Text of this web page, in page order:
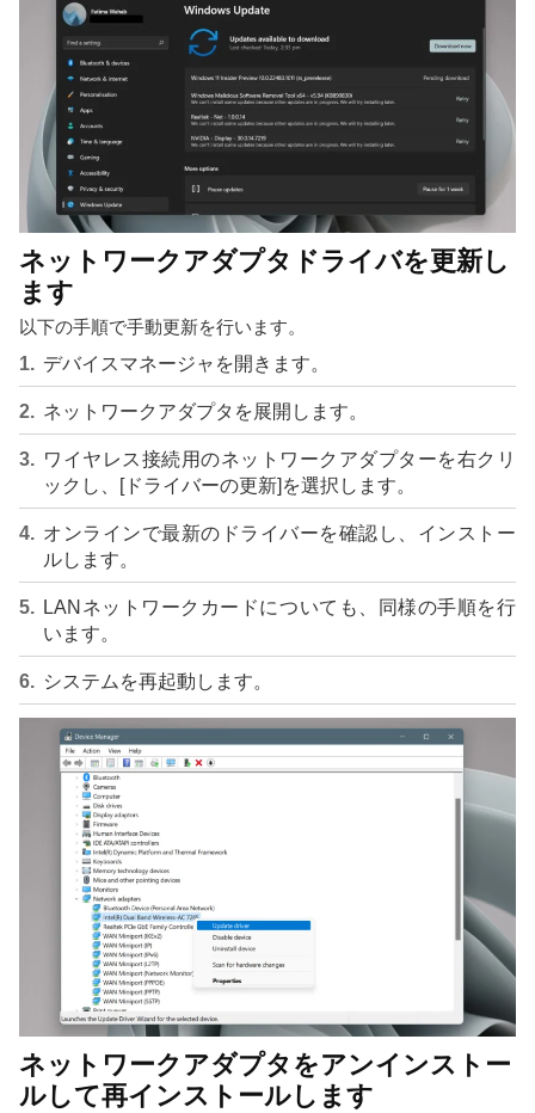
ネットワークアダプタドライバを更新し
ます
以下の手順で手動更新を行います。
デバイスマネージャを開きます。
ネットワークアダプタを展開します。
ワイヤレス接続用のネットワークアダプターを右クリ
ックし、[ドライバーの更新]を選択します。
オンラインで最新のドライバーを確認し、インストー
ルします。
LANネットワークカードについても、同様の手順を行
います。
システムを再起動します。
ネットワークアダプタをアンインストー
ルして再インストールします